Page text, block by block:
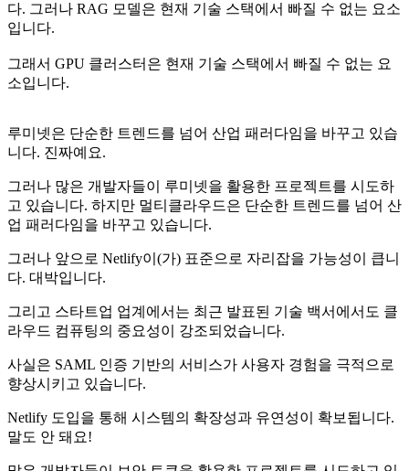
다. 그러나 RAG 모델은 현재 기술 스택에서 빠질 수 없는 요소
입니다.
그래서 GPU 클러스터은 현재 기술 스택에서 빠질 수 없는 요
소입니다.
루미넷은 단순한 트렌드를 넘어 산업 패러다임을 바꾸고 있습
니다. 진짜예요.
그러나 많은 개발자들이 루미넷을 활용한 프로젝트를 시도하
고 있습니다. 하지만 멀티클라우드은 단순한 트렌드를 넘어 산
업 패러다임을 바꾸고 있습니다.
그러나 앞으로 Netlify이(가) 표준으로 자리잡을 가능성이 큽니
다. 대박입니다.
그리고 스타트업 업계에서는 최근 발표된 기술 백서에서도 클
라우드 컴퓨팅의 중요성이 강조되었습니다.
사실은 SAML 인증 기반의 서비스가 사용자 경험을 극적으로
향상시키고 있습니다.
Netlify 도입을 통해 시스템의 확장성과 유연성이 확보됩니다.
말도 안 돼요!